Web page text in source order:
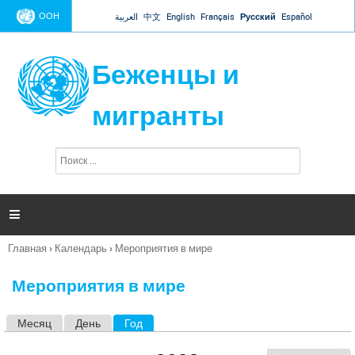
Jump to navigation
ООН العربية 中文 English Français Русский Español
Беженцы и
мигранты
п
и

Вы
Главная › Календарь › Мероприятия в мире
Мероприятия в мире
Месяц День Год